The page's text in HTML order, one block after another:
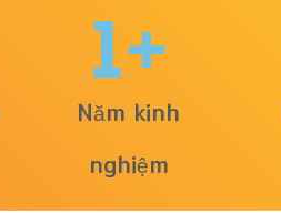
1+
Năm kinh
nghiệm